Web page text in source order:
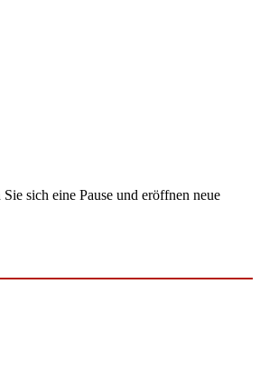
sich eine Pause und eröffnen neue